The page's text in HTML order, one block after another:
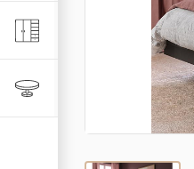
Шкафы и стеллажи
Столы и стулья